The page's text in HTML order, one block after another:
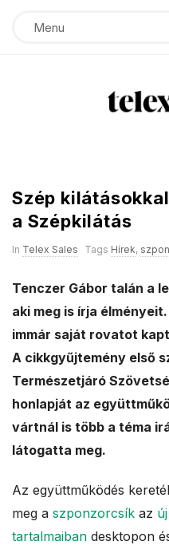
Menu
l
e
x
s
a
l
s
Szép
a Szépkilátás
In Telex Sales Tags Hírek,
Tenczer Gábor talán a
aki meg is írja
immár saját rovatot
A cikkgyűjtemény első
Természetjáró
honlapját az
vártnál is több a téma
látogatta meg.
Az együttműködés
meg a szponzorcsík az
tartalmaiban desktopon